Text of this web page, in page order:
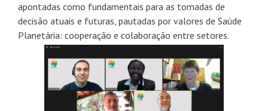
apontadas como fundamentais para as tomadas de
decisão atuais e futuras, pautadas por valores de Saúde
Planetária: cooperação e colaboração entre setores.